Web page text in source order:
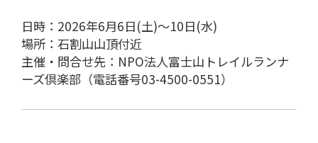
日時：2026年6月6日(土)～10日(水)
場所：石割山山頂付近
主催・問合せ先：NPO法人富士山トレイルランナ
ーズ倶楽部（電話番号03-4500-0551）